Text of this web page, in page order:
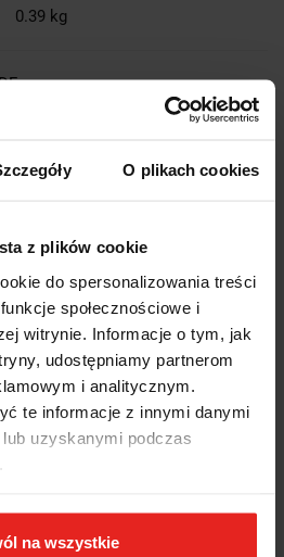
O plikach cookies
z plików cookie
do spersonalizowania treści
społecznościowe i
witrynie. Informacje o tym, jak
udostępniamy partnerom
i analitycznym.
te informacje z innymi danymi
uzyskanymi podczas
na wszystkie
0.39 kg
OPIS
DOT.
OCENY (0)